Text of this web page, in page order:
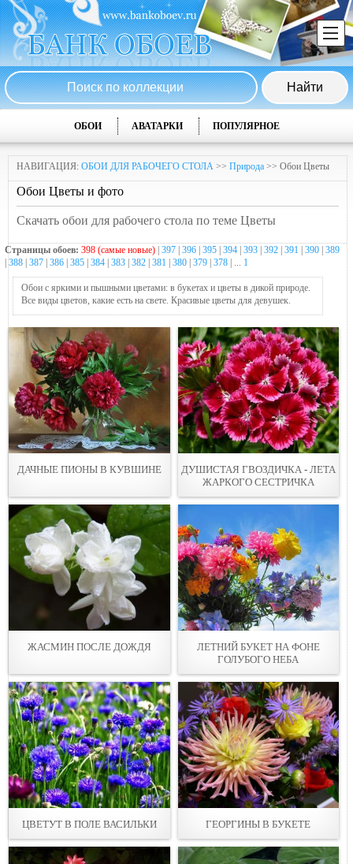
ОБОИ АВАТАРКИ ПОПУЛЯРНОЕ
НАВИГАЦИЯ: ОБОИ ДЛЯ РАБОЧЕГО СТОЛА >> Природа >> Обои Цветы
Обои Цветы и фото
Скачать обои для рабочего стола по теме Цветы
Страницы обоев: 398 (самые новые) 397 396 395 394 393 392 391 390 389
|388 387 386 385 384 383 382 381 380 379 378 | ... 1
Обои с яркими и пышными цветами: в букетах и цветы в дикой природе.
Все виды цветов, какие есть на свете. Красивые цветы для девушек.
ДАЧНЫЕ ПИОНЫ В КУВШИНЕ
ДУШИСТАЯ ГВОЗДИЧКА - ЛЕТА
ЖАРКОГО СЕСТРИЧКА
ЖАСМИН ПОСЛЕ ДОЖДЯ
ЛЕТНИЙ БУКЕТ НА ФОНЕ
ГОЛУБОГО НЕБА
ЦВЕТУТ В ПОЛЕ ВАСИЛЬКИ ГЕОРГИНЫ В БУКЕТЕ